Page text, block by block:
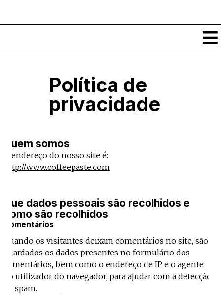
Classificados
Ver todos
Espetáculos
Exposições
Eventos
Por Localidade
Mapa
Submeter Eventos
Crítica
COFFEELABS
Formadores
Links úteis
Publicações
Sobre
Projecto e Equipa
Ficha Técnica
Política de privacidade
Contactar
Política de privacidade - App
Política de
privacidade
Quem somos
O endereço do nosso site é:
http://www.coffeepaste.com
Que dados pessoais são recolhidos e
como são recolhidos
Comentários
Quando os visitantes deixam comentários no site, são
guardados os dados presentes no formulário dos
comentários, bem como o endereço de IP e o agente
do utilizador do navegador, para ajudar com a detecção
de spam.